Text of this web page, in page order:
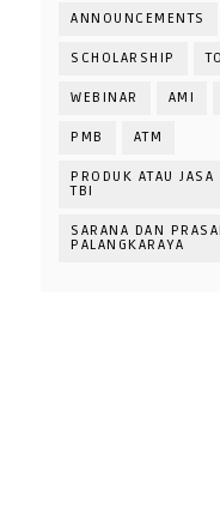
ANNOUNCEMENTS
SCHOLARSHIP
WEBINAR AMI
PMB ATM
PRODUK ATAU
TBI
SARANA DAN
PALANGKARAYA